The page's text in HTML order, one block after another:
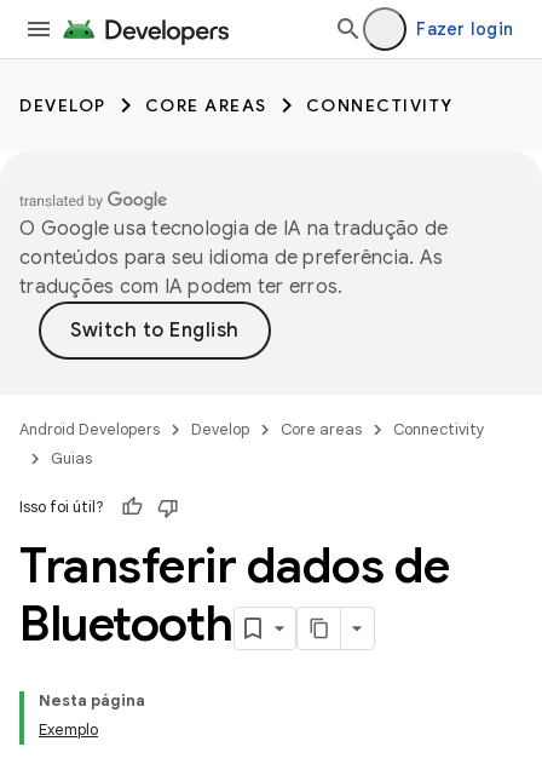
Fazer login
DEVELOP CORE AREAS CONNECTIVITY
O Google usa tecnologia de IA na tradução de
conteúdos para seu idioma de preferência. As
traduções com IA podem ter erros.
Android Developers Develop Core areas
Connectivity
Guias
Isso foi útil?
Transferir dados de
Bluetooth
Nesta página
Exemplo